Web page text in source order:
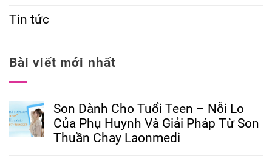
Tin tức
Bài viết mới nhất
Son Dành Cho Tuổi Teen – Nỗi Lo
Của Phụ Huynh Và Giải Pháp Từ Son
Thuần Chay Laonmedi